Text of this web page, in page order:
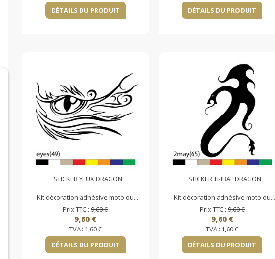
DÉTAILS DU PRODUIT
DÉTAILS DU PRODUIT
STICKER YEUX DRAGON
Kit décoration adhésive moto ou...
Prix TTC :9,60 €
9,60 €
TVA : 1,60 €
DÉTAILS DU PRODUIT
STICKER TRIBAL DRAGON
Kit décoration adhésive moto ou...
Prix TTC : 9,60 €
9,60 €
TVA : 1,60 €
DÉTAILS DU PRODUIT